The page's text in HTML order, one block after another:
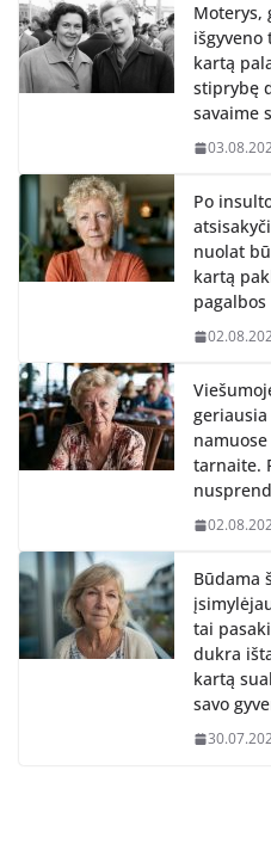
Moterys,
išgyveno
kartą
stiprybę
savaime
Po
nuolat
kartą
tarnaite.
Būdama
tai
dukra
kartą
savo